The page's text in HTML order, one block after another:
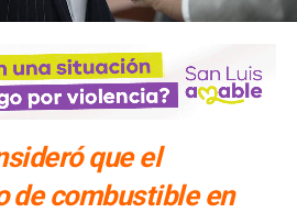
de un segundo
activo para el gobierno
que el
de combustible en